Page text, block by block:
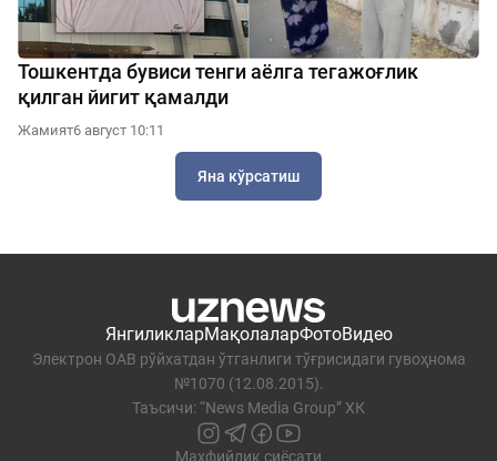
Тошкентда бувиси тенги аёлга тегажоғлик
қилган йигит қамалди
Жамият6 август 10:11
Яна кўрсатиш
ЯнгиликларМақолаларФотоВидео
Электрон ОАВ рўйхатдан ўтганлиги тўғрисидаги гувоҳнома
№1070 (12.08.2015).
Таъсичи: “News Media Group” ХК
Махфийлик сиёсати